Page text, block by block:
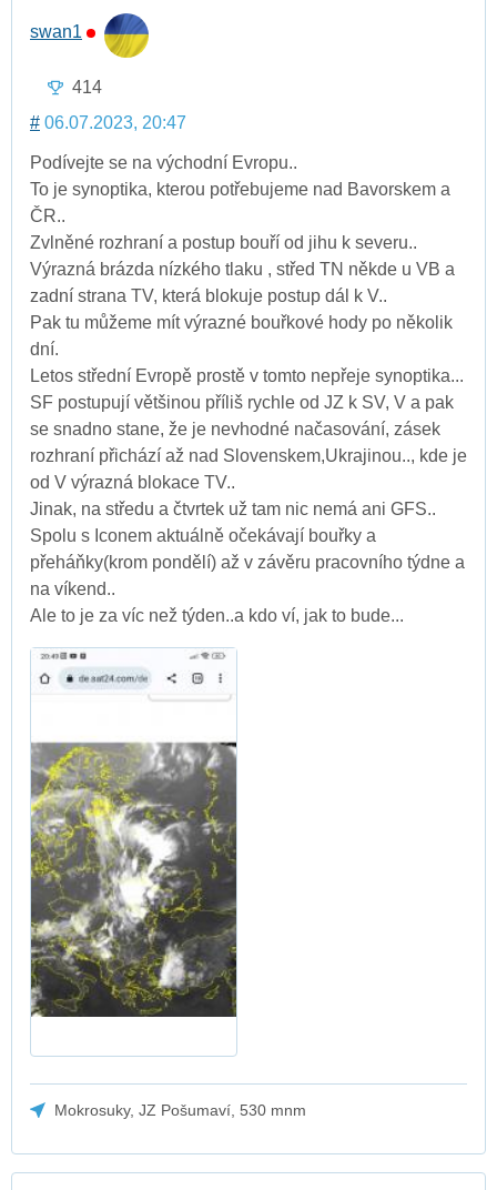
swan1
414
# 06.07.2023, 20:47
Podívejte se na východní Evropu..
To je synoptika, kterou potřebujeme nad Bavorskem a
ČR..
Zvlněné rozhraní a postup bouří od jihu k severu..
Výrazná brázda nízkého tlaku , střed TN někde u VB a
zadní strana TV, která blokuje postup dál k V..
Pak tu můžeme mít výrazné bouřkové hody po několik
dní.
Letos střední Evropě prostě v tomto nepřeje synoptika...
SF postupují většinou příliš rychle od JZ k SV, V a pak
se snadno stane, že je nevhodné načasování, zásek
rozhraní přichází až nad Slovenskem,Ukrajinou.., kde je
od V výrazná blokace TV..
Jinak, na středu a čtvrtek už tam nic nemá ani GFS..
Spolu s Iconem aktuálně očekávají bouřky a
přeháňky(krom pondělí) až v závěru pracovního týdne a
na víkend..
Ale to je za víc než týden..a kdo ví, jak to bude...
Mokrosuky, JZ Pošumaví, 530 mnm